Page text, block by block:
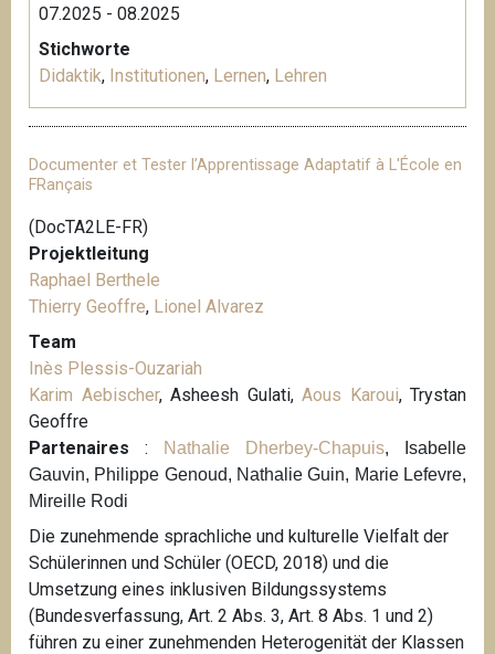
07.2025 - 08.2025
Stichworte
Didaktik, Institutionen, Lernen, Lehren
Documenter et Tester l’Apprentissage Adaptatif à L'École en
FRançais
(DocTA2LE-FR)
Projektleitung
Raphael Berthele
Thierry Geoffre, Lionel Alvarez
Team
Inès Plessis-Ouzariah
Karim Aebischer, Asheesh Gulati, Aous Karoui, Trystan
Geoffre
Partenaires : Nathalie Dherbey-Chapuis, Isabelle
Gauvin, Philippe Genoud, Nathalie Guin, Marie Lefevre,
Mireille Rodi
Die zunehmende sprachliche und kulturelle Vielfalt der
Schülerinnen und Schüler (OECD, 2018) und die
Umsetzung eines inklusiven Bildungssystems
(Bundesverfassung, Art. 2 Abs. 3, Art. 8 Abs. 1 und 2)
führen zu einer zunehmenden Heterogenität der Klassen